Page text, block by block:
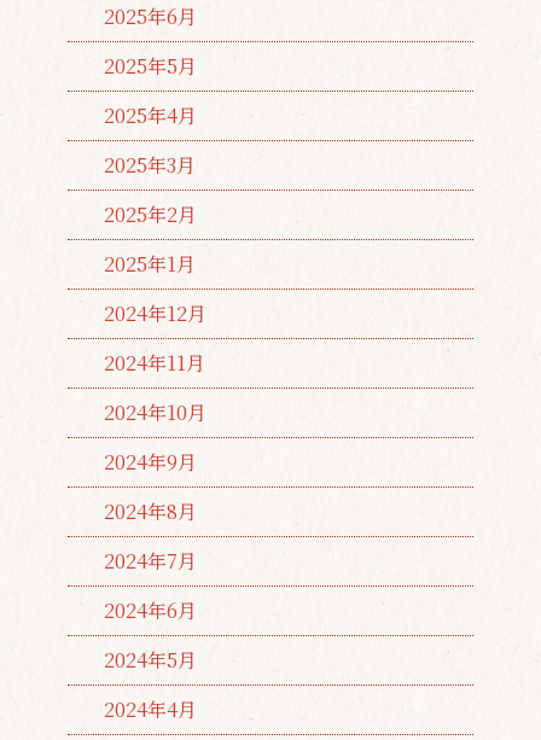
2025年6月
2025年5月
2025年4月
2025年3月
2025年2月
2025年1月
2024年12月
2024年11月
2024年10月
2024年9月
2024年8月
2024年7月
2024年6月
2024年5月
2024年4月